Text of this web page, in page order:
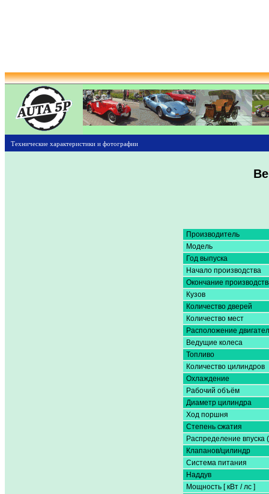
Технические характеристики и фотографии
Производитель
Модель
Год выпуска
Начало производства
Окончание
Кузов
Количество дверей
Количество мест
Расположение
Ведущие колеса
Топливо
Количество цилиндров
Охлаждение
Рабочий объём
Диаметр цилиндра
Ход поршня
Степень сжатия
Распределение впуска
Клапанов/цилиндр
Система питания
Наддув
Мощность [ кВт / лс ]